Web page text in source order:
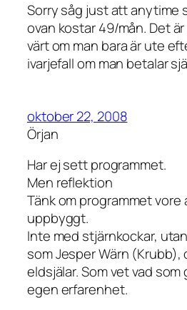
Sorry såg just att anytime
ovan kostar 49/mån. Det
värt om man bara är ute
ivarjefall om man betalar
oktober 22, 2008
Örjan
Har ej sett programmet.
Men reflektion
Tänk om programmet vore
uppbyggt.
Inte med stjärnkockar,
som Jesper Wärn (Krubb),
eldsjälar. Som vet vad som
egen erfarenhet.